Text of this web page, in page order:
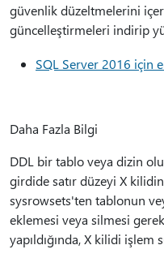
güvenlik düzeltmelerini
güncelleştirmeleri indirip
SQL Server 2016 için
Daha Fazla Bilgi
DDL bir tablo veya dizin
girdide satır düzeyi X
sysrowsets'ten tablonun
eklemesi veya silmesi
yapıldığında, X kilidi işlem